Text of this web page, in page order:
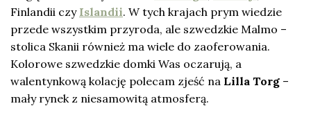
Finlandii czy Islandii. W tych krajach prym wiedzie
przede wszystkim przyroda, ale szwedzkie Malmo –
stolica Skanii również ma wiele do zaoferowania.
Kolorowe szwedzkie domki Was oczarują, a
walentynkową kolację polecam zjeść na Lilla Torg –
mały rynek z niesamowitą atmosferą.